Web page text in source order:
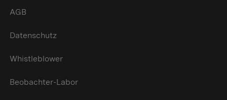
AGB
Datenschutz
Whistleblower
Beobachter-Labor